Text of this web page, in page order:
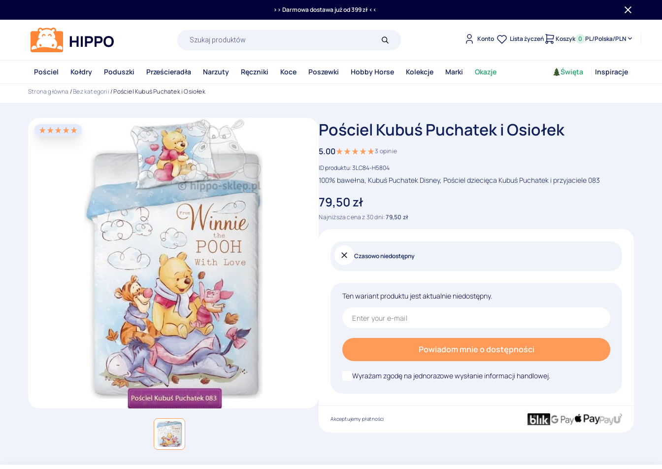
>> Darmowa dostawa już od 399 zł <<
produktów Konto Lista życzeń Koszyk 0 PL/Polska/PLN
Pościel Kołdry Poduszki Prześcieradła Narzuty Ręczniki Koce Poszewki Hobby Horse Kolekcje Marki Okazje Święta Inspiracje
Strona główna /Bez kategorii/ Pościel Kubuś Puchatek i Osiołek
Pościel Kubuś Puchatek i Osiołek
5.00 3 opinie
ID produktu: 3LC84-H5804
100% bawełna, Kubuś Puchatek Disney, Pościel dziecięca Kubuś Puchatek i przyjaciele 083
79,50zł
Najniższa cena z 30 dni:79,50 zł
Czasowo niedostępny
Ten wariant produktu jest aktualnie niedostępny.
Powiadom mnie o dostępności
Wyrażam zgodę na jednorazowe wysłanie informacji handlowej.
Akceptujemy płatności